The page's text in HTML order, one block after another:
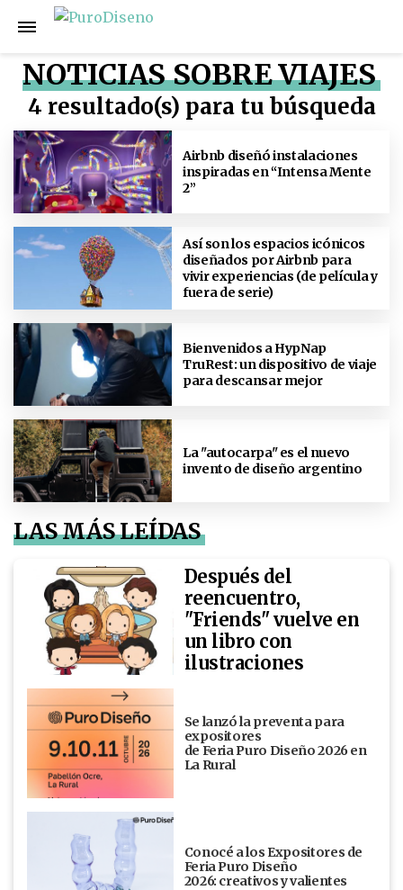
NOTICIAS SOBRE VIAJES
4 resultado(s) para tu búsqueda
Airbnb diseñó instalaciones
inspiradas en “Intensa Mente
2”
Así son los espacios icónicos
diseñados por Airbnb para
vivir experiencias (de película y
fuera de serie)
Bienvenidos a HypNap
TruRest: un dispositivo de viaje
para descansar mejor
La "autocarpa" es el nuevo
invento de diseño argentino
LAS MÁS LEÍDAS
Después del
reencuentro,
"Friends" vuelve en
un libro con
ilustraciones
Se lanzó la preventa para
expositores
de Feria Puro Diseño 2026 en
La Rural
Conocé a los Expositores de
Feria Puro Diseño
2026: creativos y valientes